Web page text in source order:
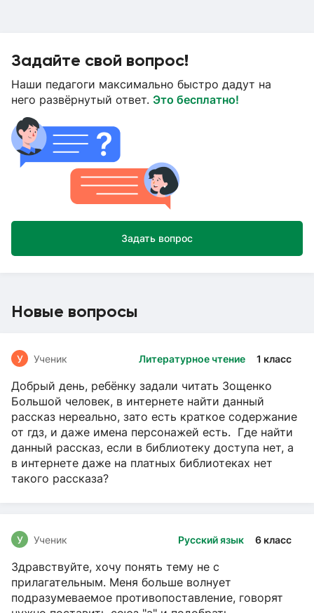
Задайте свой вопрос!
Наши педагоги максимально быстро дадут на
него развёрнутый ответ. Это бесплатно!
Задать вопрос
Новые вопросы
Литературное чтение 1 класс
У Ученик
Добрый день, ребёнку задали читать Зощенко
Большой человек, в интернете найти данный
рассказ нереально, зато есть краткое содержание
от гдз, и даже имена персонажей есть. Где найти
данный рассказ, если в библиотеку доступа нет, а
в интернете даже на платных библиотеках нет
такого рассказа?
Русский язык 6 класс
У Ученик
Здравствуйте, хочу понять тему не с
прилагательным. Меня больше волнует
подразумеваемое противопоставление, говорят